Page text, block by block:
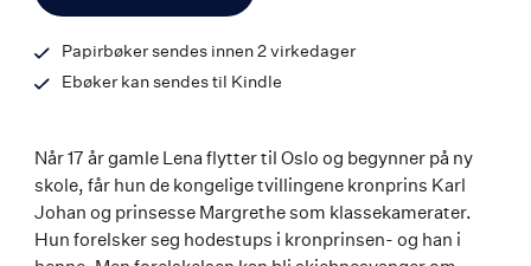
Papirbøker sendes innen 2 virkedager
Ebøker kan sendes til Kindle
Når 17 år gamle Lena flytter til Oslo og begynner på ny
skole, får hun de kongelige tvillingene kronprins Karl
Johan og prinsesse Margrethe som klassekamerater.
Hun forelsker seg hodestups i kronprinsen- og han i